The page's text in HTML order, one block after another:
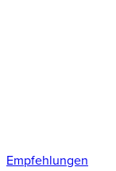
Empfehlungen